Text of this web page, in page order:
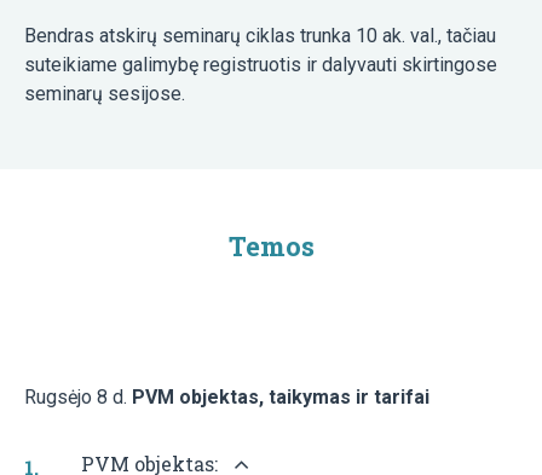
Bendras atskirų seminarų ciklas trunka 10 ak. val., tačiau
suteikiame galimybę registruotis ir dalyvauti skirtingose
seminarų sesijose.
Temos
Rugsėjo 8 d. PVM objektas, taikymas ir tarifai
PVM objektas: